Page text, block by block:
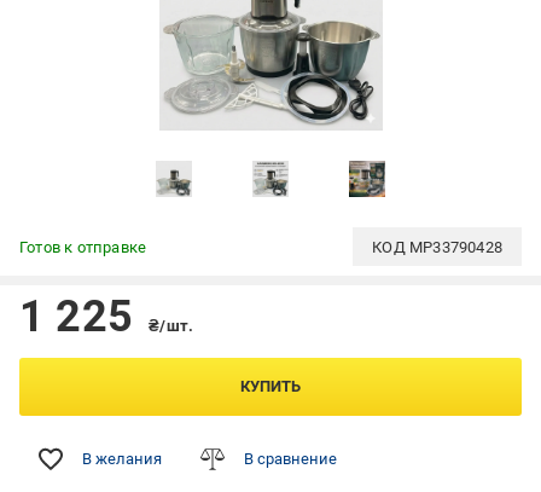
Готов к отправке КОД MP33790428
1 225 ₴/шт.
КУПИТЬ
В желания В сравнение